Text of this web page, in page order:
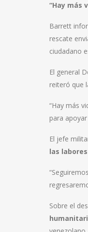
“Hay más
Barrett
rescate
ciudadano
El general
reiteró que
“Hay más
para
El jefe
las
Sobre el